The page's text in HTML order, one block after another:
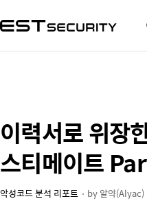
상
컨
텐
본
문
제
이력서로 위
스티메이트
악성코드 분석 리포트 by알약(Alyac)